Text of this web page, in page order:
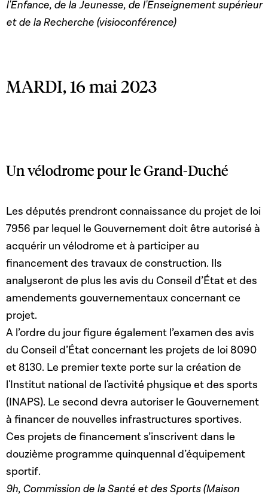
l'Enfance, de la Jeunesse, de l'Enseignement supérieur
et de la Recherche (visioconférence)
MARDI, 16 mai 2023
Un vélodrome pour le Grand-Duché
Les députés prendront connaissance du projet de loi
7956 par lequel le Gouvernement doit être autorisé à
acquérir un vélodrome et à participer au
financement des travaux de construction. Ils
analyseront de plus les avis du Conseil d’État et des
amendements gouvernementaux concernant ce
projet.
A l’ordre du jour figure également l’examen des avis
du Conseil d’État concernant les projets de loi 8090
et 8130. Le premier texte porte sur la création de
l'Institut national de l'activité physique et des sports
(INAPS). Le second devra autoriser le Gouvernement
à financer de nouvelles infrastructures sportives.
Ces projets de financement s’inscrivent dans le
douzième programme quinquennal d’équipement
sportif.
9h, Commission de la Santé et des Sports (Maison